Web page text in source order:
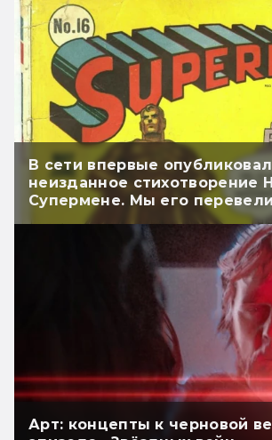
В сети впервые
неизданное стихотворение
Супермене. Мы его перевели
Арт: концепты к черновой